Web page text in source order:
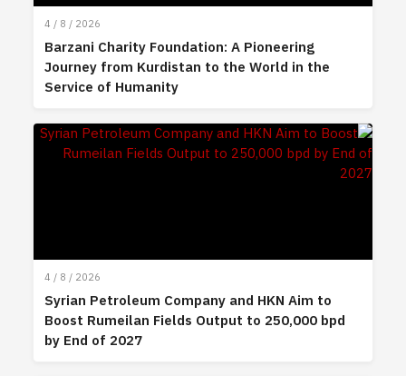
4 / 8 / 2026
Barzani Charity Foundation: A Pioneering
Journey from Kurdistan to the World in the
Service of Humanity
4 / 8 / 2026
Syrian Petroleum Company and HKN Aim to
Boost Rumeilan Fields Output to 250,000 bpd
by End of 2027